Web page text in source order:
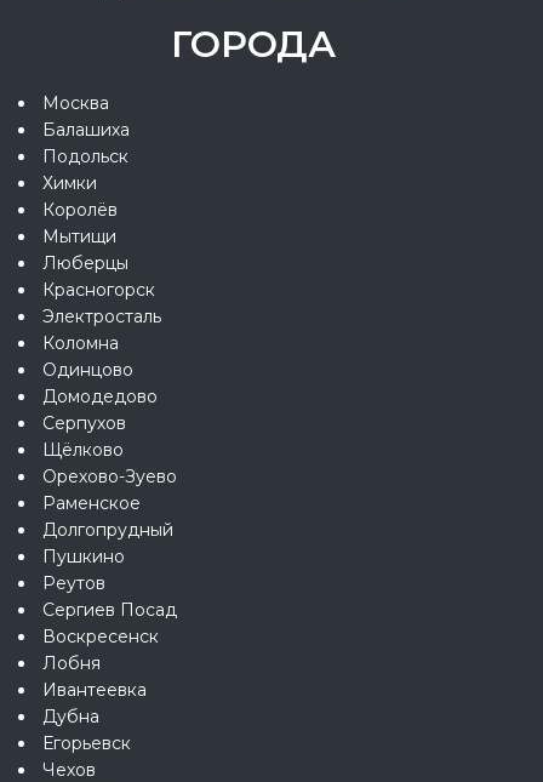
ГОРОДА
Москва
Балашиха
Подольск
Химки
Королёв
Мытищи
Люберцы
Красногорск
Электросталь
Коломна
Одинцово
Домодедово
Серпухов
Щёлково
Орехово-Зуево
Раменское
Долгопрудный
Пушкино
Реутов
Сергиев Посад
Воскресенск
Лобня
Ивантеевка
Дубна
Егорьевск
Чехов